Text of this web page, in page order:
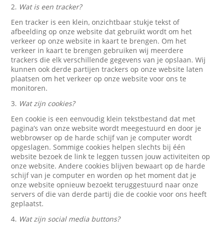
2. Wat is een tracker?
Een tracker is een klein, onzichtbaar stukje tekst of
afbeelding op onze website dat gebruikt wordt om het
verkeer op onze website in kaart te brengen. Om het
verkeer in kaart te brengen gebruiken wij meerdere
trackers die elk verschillende gegevens van je opslaan. Wij
kunnen ook derde partijen trackers op onze website laten
plaatsen om het verkeer op onze website voor ons te
monitoren.
3. Wat zijn cookies?
Een cookie is een eenvoudig klein tekstbestand dat met
pagina’s van onze website wordt meegestuurd en door je
webbrowser op de harde schijf van je computer wordt
opgeslagen. Sommige cookies helpen slechts bij één
website bezoek de link te leggen tussen jouw activiteiten op
onze website. Andere cookies blijven bewaart op de harde
schijf van je computer en worden op het moment dat je
onze website opnieuw bezoekt teruggestuurd naar onze
servers of die van derde partij die de cookie voor ons heeft
geplaatst.
4. Wat zijn social media buttons?